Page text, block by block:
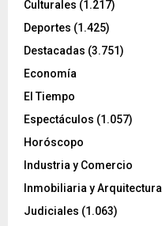
Culturales (1.217)
Deportes (1.425)
Destacadas (3.751)
Economía
El Tiempo
Espectáculos (1.057)
Horóscopo
Industria y Comercio
Inmobiliaria y Arquitectura
Judiciales (1.063)